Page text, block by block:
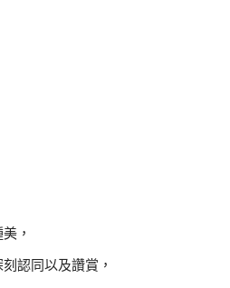
，
認同以及讚賞，